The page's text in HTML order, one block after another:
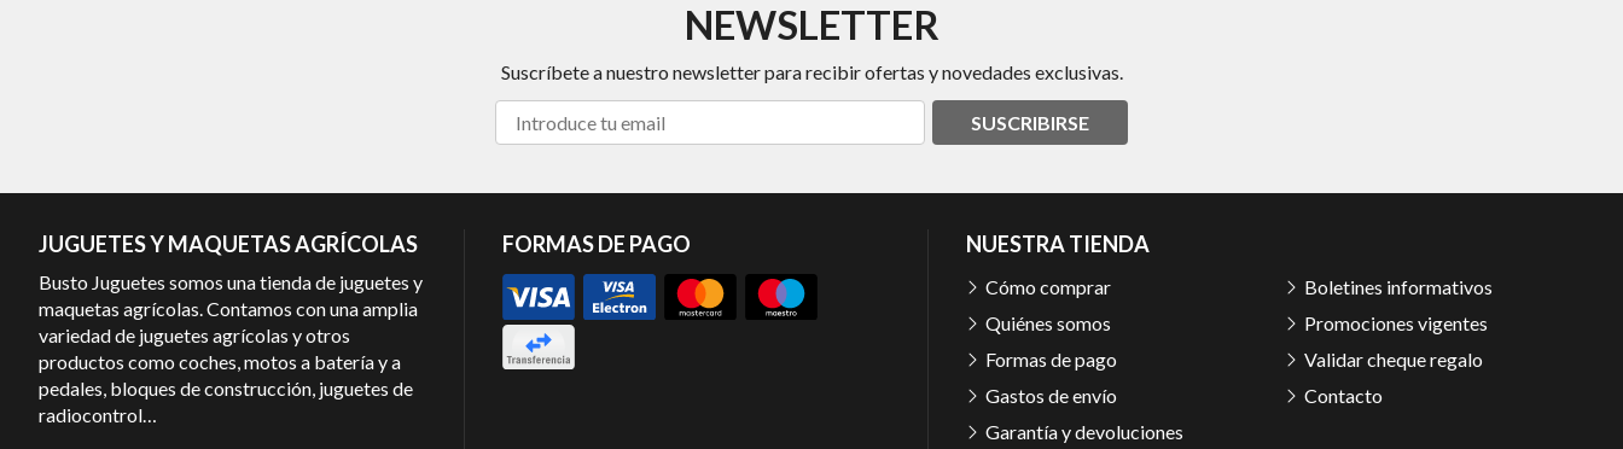
NEWSLETTER
Suscríbete a nuestro newsletter para recibir ofertas y novedades exclusivas.
SUSCRIBIRSE
JUGUETES Y MAQUETAS AGRÍCOLAS
Busto Juguetes somos una tienda de juguetes y
maquetas agrícolas. Contamos con una amplia
variedad de juguetes agrícolas y otros
productos como coches, motos a batería y a
pedales, bloques de construcción, juguetes de
radiocontrol…
FORMAS DE PAGO NUESTRA TIENDA
Cómo comprar
Quiénes somos
Formas de pago
Gastos de envío
Garantía y devoluciones
Boletines informativos
Promociones vigentes
Validar cheque regalo
Contacto